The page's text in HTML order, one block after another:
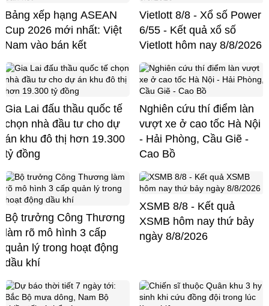
Bảng xếp hạng ASEAN
Cup 2026 mới nhất: Việt
Nam vào bán kết
Vietlott 8/8 - Xổ số Power
6/55 - Kết quả xổ số
Vietlott hôm nay 8/8/2026
Gia Lai đấu thầu quốc tế
chọn nhà đầu tư cho dự
án khu đô thị hơn 19.300
tỷ đồng
Nghiên cứu thí điểm làn
vượt xe ở cao tốc Hà Nội
- Hải Phòng, Cầu Giẽ -
Cao Bồ
Bộ trưởng Công Thương
làm rõ mô hình 3 cấp
quản lý trong hoạt động
dầu khí
XSMB 8/8 - Kết quả
XSMB hôm nay thứ bảy
ngày 8/8/2026